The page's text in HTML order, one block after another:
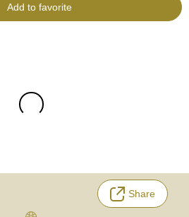
Add to favorite
Share